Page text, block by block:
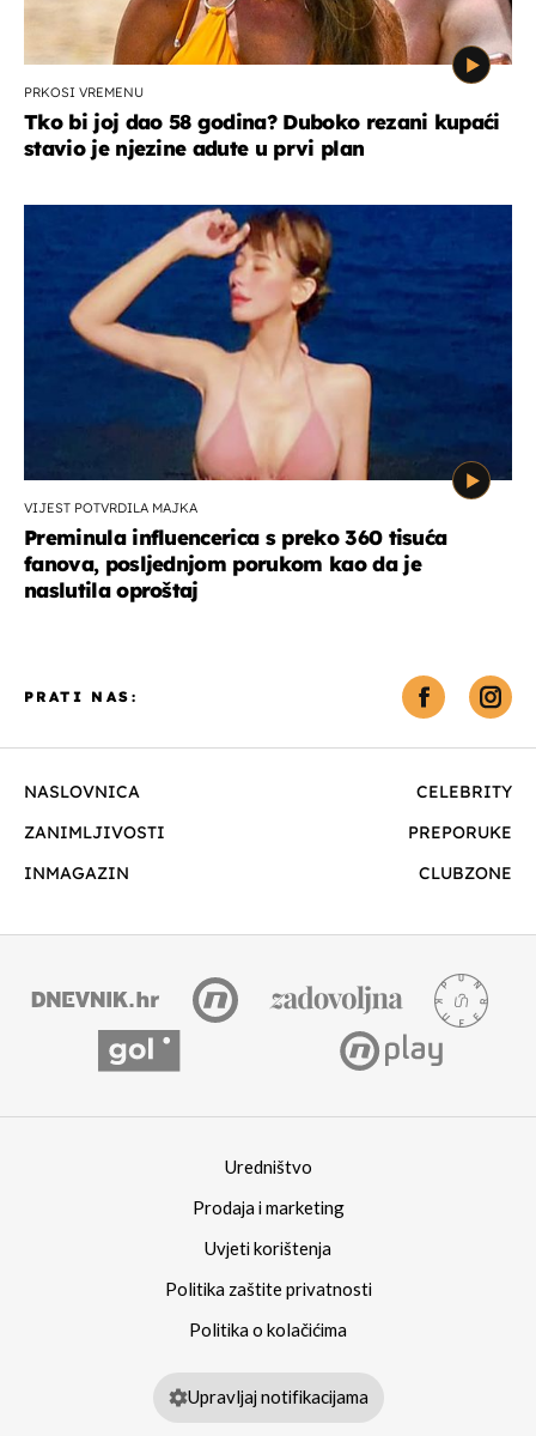
PRKOSI VREMENU
Tko bi joj dao 58 godina? Duboko rezani kupaći
stavio je njezine adute u prvi plan
VIJEST POTVRDILA MAJKA
Preminula influencerica s preko 360 tisuća
fanova, posljednjom porukom kao da je
naslutila oproštaj
NASLOVNICA
CELEBRITY
ZANIMLJIVOSTI
PREPORUKE
INMAGAZIN
CLUBZONE
PRATI NAS:
Uredništvo
Prodaja i marketing
Uvjeti korištenja
Politika zaštite privatnosti
Politika o kolačićima
Upravljaj notifikacijama